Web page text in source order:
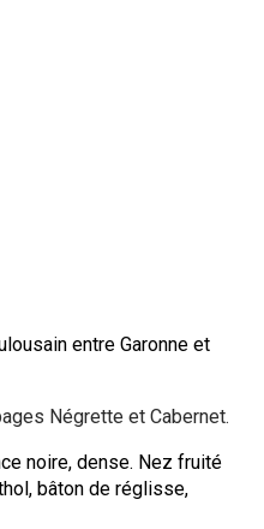
entre Garonne et
Négrette et Cabernet.
noire, dense. Nez fruité
bâton de réglisse,